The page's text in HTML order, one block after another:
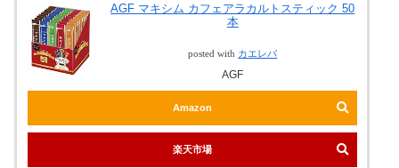
AGF マキシム カフェアラカルトスティック 50
本
posted with カエレバ
AGF
Amazon
楽天市場